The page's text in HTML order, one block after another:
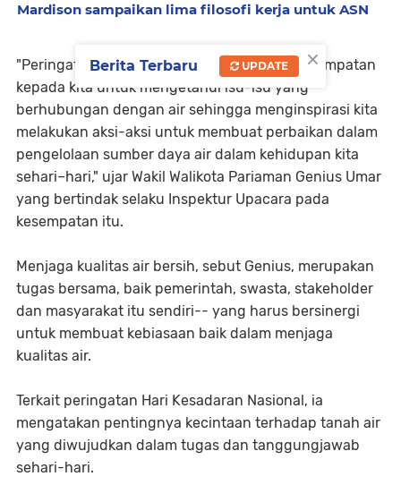
Mardison sampaikan lima filosofi kerja untuk ASN
"Peringatan hari air sedunia memberikan kesempatan
kepada kita untuk mengetahui isu-isu yang
berhubungan dengan air sehingga menginspirasi kita
melakukan aksi-aksi untuk membuat perbaikan dalam
pengelolaan sumber daya air dalam kehidupan kita
sehari–hari," ujar Wakil Walikota Pariaman Genius Umar
yang bertindak selaku Inspektur Upacara pada
kesempatan itu.
Menjaga kualitas air bersih, sebut Genius, merupakan
tugas bersama, baik pemerintah, swasta, stakeholder
dan masyarakat itu sendiri-- yang harus bersinergi
untuk membuat kebiasaan baik dalam menjaga
kualitas air.
Terkait peringatan Hari Kesadaran Nasional, ia
mengatakan pentingnya kecintaan terhadap tanah air
yang diwujudkan dalam tugas dan tanggungjawab
sehari-hari.
×
Berita Terbaru UPDATE